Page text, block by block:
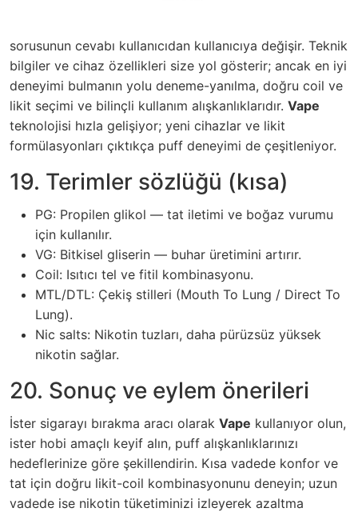
sorusunun cevabı kullanıcıdan kullanıcıya değişir. Teknik
bilgiler ve cihaz özellikleri size yol gösterir; ancak en iyi
deneyimi bulmanın yolu deneme-yanılma, doğru coil ve
likit seçimi ve bilinçli kullanım alışkanlıklarıdır. Vape
teknolojisi hızla gelişiyor; yeni cihazlar ve likit
formülasyonları çıktıkça puff deneyimi de çeşitleniyor.
19. Terimler sözlüğü (kısa)
PG: Propilen glikol — tat iletimi ve boğaz vurumu
için kullanılır.
VG: Bitkisel gliserin — buhar üretimini artırır.
Coil: Isıtıcı tel ve fitil kombinasyonu.
MTL/DTL: Çekiş stilleri (Mouth To Lung / Direct To
Lung).
Nic salts: Nikotin tuzları, daha pürüzsüz yüksek
nikotin sağlar.
20. Sonuç ve eylem önerileri
İster sigarayı bırakma aracı olarak Vape kullanıyor olun,
ister hobi amaçlı keyif alın, puff alışkanlıklarınızı
hedeflerinize göre şekillendirin. Kısa vadede konfor ve
tat için doğru likit-coil kombinasyonunu deneyin; uzun
vadede ise nikotin tüketiminizi izleyerek azaltma